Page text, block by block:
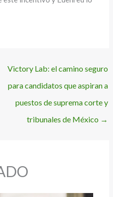
Victory Lab: el camino seguro
para candidatos que aspiran a
puestos de suprema corte y
tribunales de México →